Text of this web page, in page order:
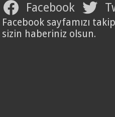
Facebook
Facebook sayfamızı
sizin haberiniz olsun.